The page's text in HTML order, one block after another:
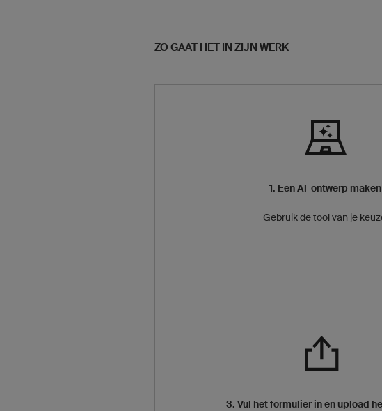
ZO GAAT HET IN ZIJN WERK
1. Een AI-ontwerp maken
Gebruik de tool van je
3. Vul het formulier in en upload